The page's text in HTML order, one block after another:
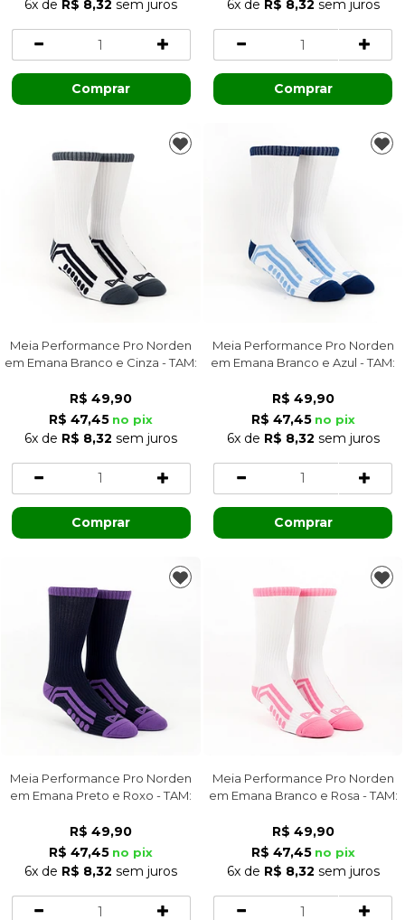
6x de R$ 8,32 sem juros
Comprar
6xde R$ 8,32 sem juros
Comprar
Meia Performance Pro Norden
em Emana Branco e Cinza - TAM:
R$ 49,90
R$ 47,45 no pix
6x de R$ 8,32 sem juros
Comprar
Meia Performance Pro Norden
em Emana Branco e Azul - TAM:
R$ 49,90
R$ 47,45 no pix
6xde R$ 8,32 sem juros
Comprar
Meia Performance Pro Norden
em Emana Preto e Roxo - TAM:
R$ 49,90
R$ 47,45 no pix
6x de R$ 8,32 sem juros
Meia Performance Pro Norden
em Emana Branco e Rosa - TAM:
R$ 49,90
R$ 47,45 no pix
6xde R$ 8,32 sem juros